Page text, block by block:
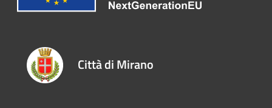
Città di Mirano